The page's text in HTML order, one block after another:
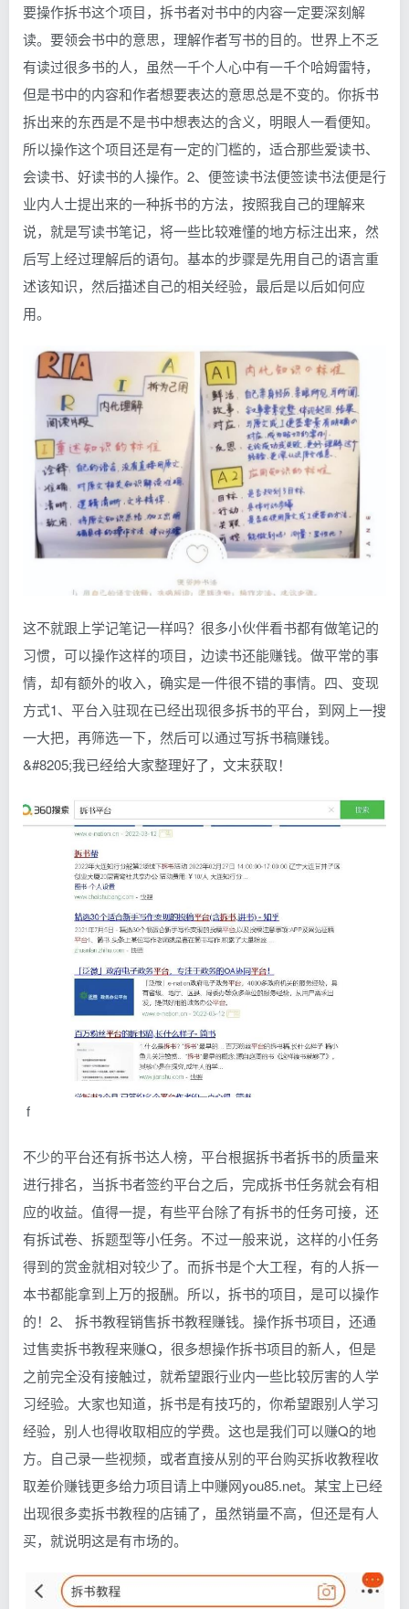
要操作拆书这个项目，拆书者对书中的内容一定要深刻解
读。要领会书中的意思，理解作者写书的目的。世界上不乏
有读过很多书的人，虽然一千个人心中有一千个哈姆雷特，
但是书中的内容和作者想要表达的意思总是不变的。你拆书
拆出来的东西是不是书中想表达的含义，明眼人一看便知。
所以操作这个项目还是有一定的门槛的，适合那些爱读书、
会读书、好读书的人操作。2、便签读书法便签读书法便是行
业内人士提出来的一种拆书的方法，按照我自己的理解来
说，就是写读书笔记，将一些比较难懂的地方标注出来，然
后写上经过理解后的语句。基本的步骤是先用自己的语言重
述该知识，然后描述自己的相关经验，最后是以后如何应
用。
这不就跟上学记笔记一样吗？很多小伙伴看书都有做笔记的
习惯，可以操作这样的项目，边读书还能赚钱。做平常的事
情，却有额外的收入，确实是一件很不错的事情。四、变现
方式1、平台入驻现在已经出现很多拆书的平台，到网上一搜
一大把，再筛选一下，然后可以通过写拆书稿赚钱。
&#8205;我已经给大家整理好了，文末获取！
f
不少的平台还有拆书达人榜，平台根据拆书者拆书的质量来
进行排名，当拆书者签约平台之后，完成拆书任务就会有相
应的收益。值得一提，有些平台除了有拆书的任务可接，还
有拆试卷、拆题型等小任务。不过一般来说，这样的小任务
得到的赏金就相对较少了。而拆书是个大工程，有的人拆一
本书都能拿到上万的报酬。所以，拆书的项目，是可以操作
的！2、 拆书教程销售拆书教程赚钱。操作拆书项目，还通
过售卖拆书教程来赚Q，很多想操作拆书项目的新人，但是
之前完全没有接触过，就希望跟行业内一些比较厉害的人学
习经验。大家也知道，拆书是有技巧的，你希望跟别人学习
经验，别人也得收取相应的学费。这也是我们可以赚Q的地
方。自己录一些视频，或者直接从别的平台购买拆收教程收
取差价赚钱更多给力项目请上中赚网you85.net。某宝上已经
出现很多卖拆书教程的店铺了，虽然销量不高，但还是有人
买，就说明这是有市场的。